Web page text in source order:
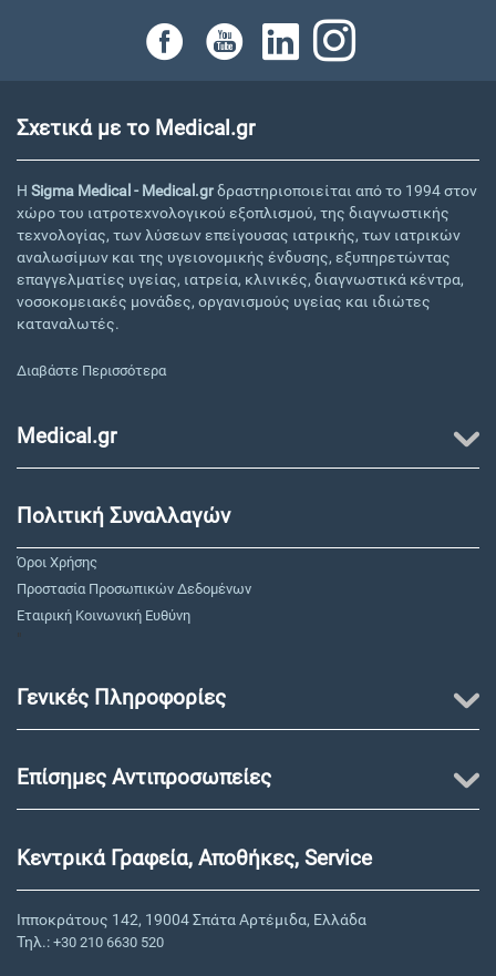
Σχετικά με το Medical.gr
Η Sigma Medical - Medical.grδραστηριοποιείται από το 1994 στον
χώρο του ιατροτεχνολογικού εξοπλισμού, της διαγνωστικής
τεχνολογίας, των λύσεων επείγουσας ιατρικής, των ιατρικών
αναλωσίμων και της υγειονομικής ένδυσης, εξυπηρετώντας
επαγγελματίες υγείας, ιατρεία, κλινικές, διαγνωστικά κέντρα,
νοσοκομειακές μονάδες, οργανισμούς υγείας και ιδιώτες
καταναλωτές.
Διαβάστε Περισσότερα
Medical.gr
Πολιτική Συναλλαγών
Όροι Χρήσης
Προστασία Προσωπικών Δεδομένων
Εταιρική Κοινωνική Ευθύνη
"
Γενικές Πληροφορίες
Επίσημες Αντιπροσωπείες
Κεντρικά Γραφεία, Αποθήκες, Service
Ιπποκράτους 142, 19004 Σπάτα Αρτέμιδα, Ελλάδα
Τηλ.: +30 210 6630 520